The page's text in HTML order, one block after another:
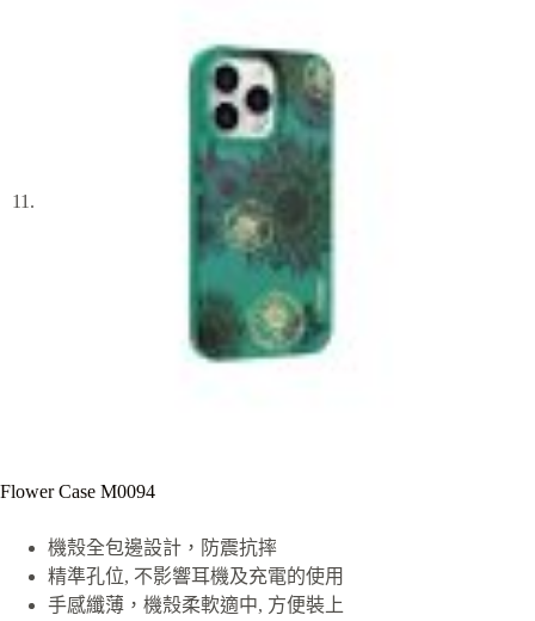
Flower Case M0094
機殼全包邊設計，防震抗摔
精準孔位, 不影響耳機及充電的使用
手感纖薄，機殼柔軟適中, 方便裝上